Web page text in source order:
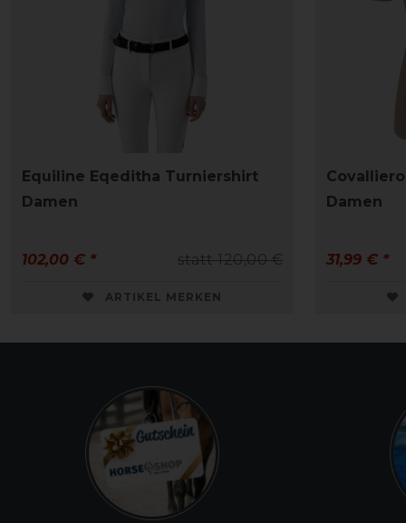
Equiline Eqeditha Turniershirt
Damen
statt 120,00 €
102,00 € *
ARTIKEL MERKEN
Damen
31,99 € *